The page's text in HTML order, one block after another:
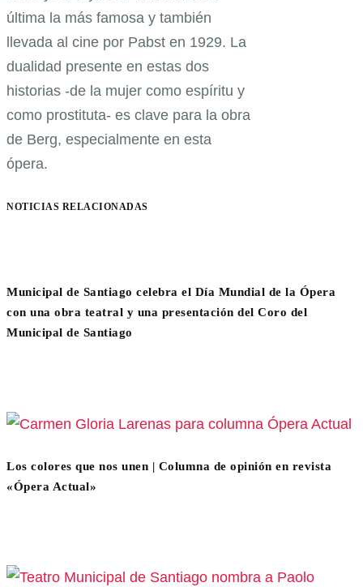
última la más famosa y también
llevada al cine por Pabst en 1929. La
dualidad presente en estas dos
historias -de la mujer como espíritu y
como prostituta- es clave para la obra
de Berg, especialmente en esta
ópera.
NOTICIAS RELACIONADAS
Municipal de Santiago celebra el Día Mundial de la Ópera
con una obra teatral y una presentación del Coro del
Municipal de Santiago
Los colores que nos unen | Columna de opinión en revista
«Ópera Actual»